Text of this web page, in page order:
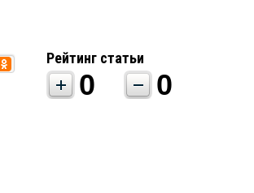
Рейтинг статьи
0 0